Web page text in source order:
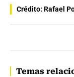
Crédito: Rafael
Temas